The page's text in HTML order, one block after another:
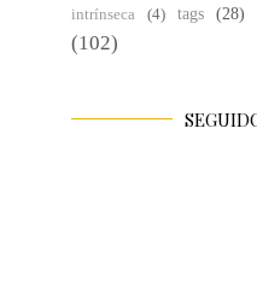
intrínseca
(4) tags (28)
(102)